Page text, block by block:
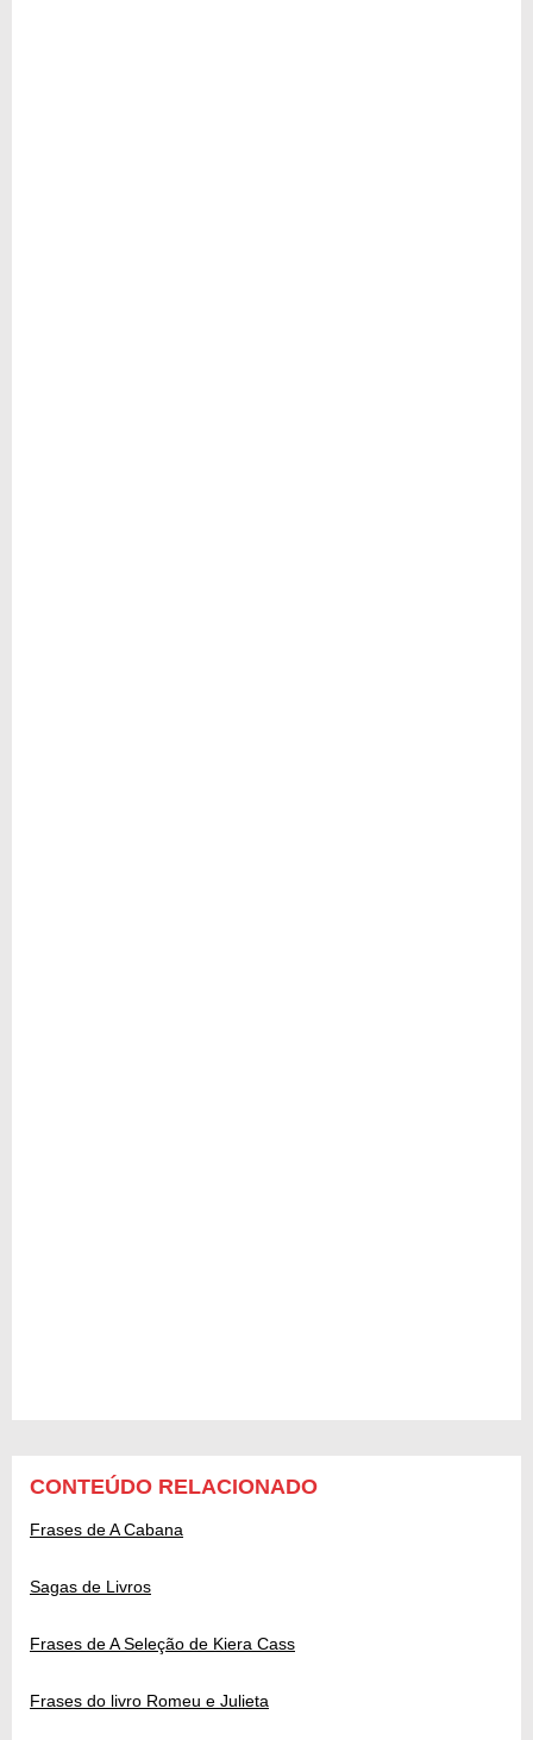
CONTEÚDO RELACIONADO
Frases de A Cabana
Sagas de Livros
Frases de A Seleção de Kiera Cass
Frases do livro Romeu e Julieta